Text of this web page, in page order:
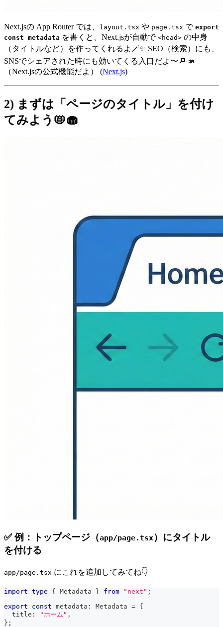
Next.jsの App Router では、 layout.tsx や page.tsx で export
const metadata を書くと、Next.jsが自動で <head> の中身
（タイトルなど）を作ってくれるよ🪄✨ SEO（検索）にも、
SNSでシェアされた時にも効いてくる入口だよ〜🔎📣
（Next.jsの公式機能だよ） (Next.js)
2) まずは「ページのタイトル」を付け
てみよう📛🧁
✅ 例：トップページ（app/page.tsx）にタイトル
を付ける
app/page.tsx にこれを追加してみてね👇
import type { Metadata } from "next" ;
export
const metadata : Metadata = {
  title
: "ホーム" ,
} ;